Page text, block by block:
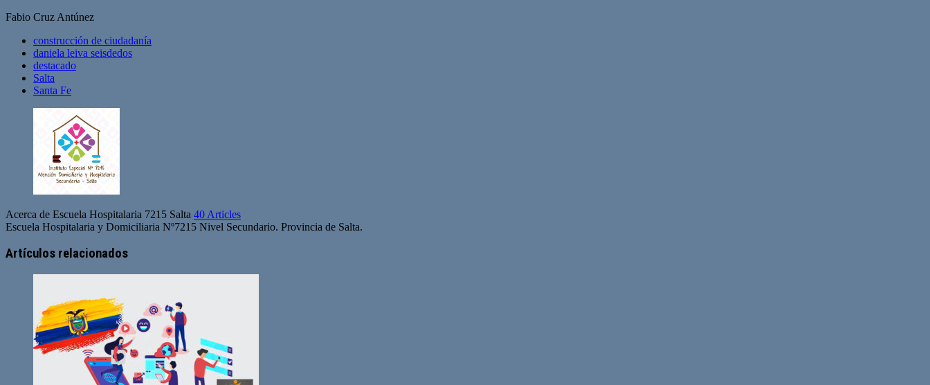
Fabio Cruz Antúnez
construcción de ciudadanía
daniela leiva seisdedos
destacado
Salta
Santa Fe
Acerca de Escuela Hospitalaria 7215 Salta 40 Articles
Escuela Hospitalaria y Domiciliaria Nº7215 Nivel Secundario. Provincia de Salta.
Artículos relacionados